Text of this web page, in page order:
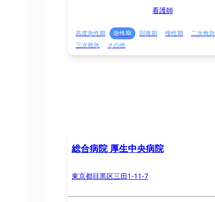
看護師
高度急性期 急性期 回復期 慢性期
二次救急
三次救急
その他
総合病院 厚生中央病院
東京都目黒区三田1-11-7